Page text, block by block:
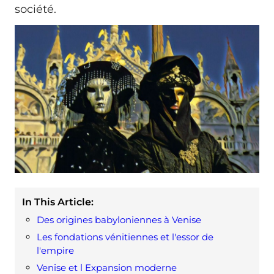
société.
In This Article:
Des origines babyloniennes à Venise
Les fondations vénitiennes et l'essor de
l'empire
Venise et l Expansion moderne